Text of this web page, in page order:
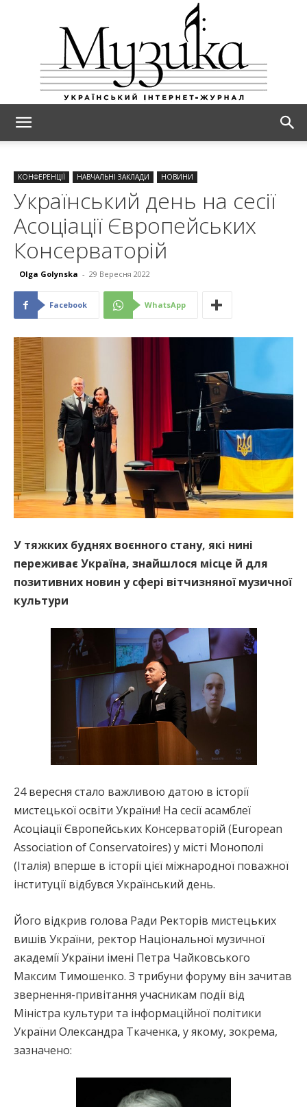
КОНФЕРЕНЦІЇ НАВЧАЛЬНІ ЗАКЛАДИ НОВИНИ
Український день на сесії
Асоціації Європейських
Консерваторій
Olga Golynska - 29 Вересня 2022
Facebook WhatsApp
У тяжких буднях воєнного стану, які нині
переживає Україна, знайшлося місце й для
позитивних новин у сфері вітчизняної музичної
культури
24 вересня стало важливою датою в історії
мистецької освіти України! На сесії асамблеї
Асоціації Європейських Консерваторій (European
Association of Conservatoires) у місті Монополі
(Італія) вперше в історії цієї міжнародної поважної
інституції відбувся Український день.
Його відкрив голова Ради Ректорів мистецьких
вишів України, ректор Національної музичної
академії України імені Петра Чайковського
Максим Тимошенко. З трибуни форуму він зачитав
звернення-привітання учасникам події від
Міністра культури та інформаційної політики
України Олександра Ткаченка, у якому, зокрема,
зазначено: